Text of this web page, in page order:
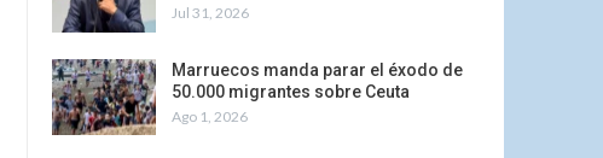
Jul 31, 2026
Marruecos manda parar el éxodo de
50.000 migrantes sobre Ceuta
Ago 1, 2026